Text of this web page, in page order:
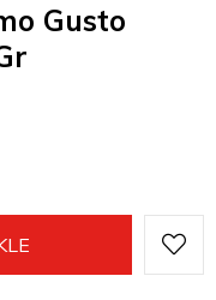
Gusto